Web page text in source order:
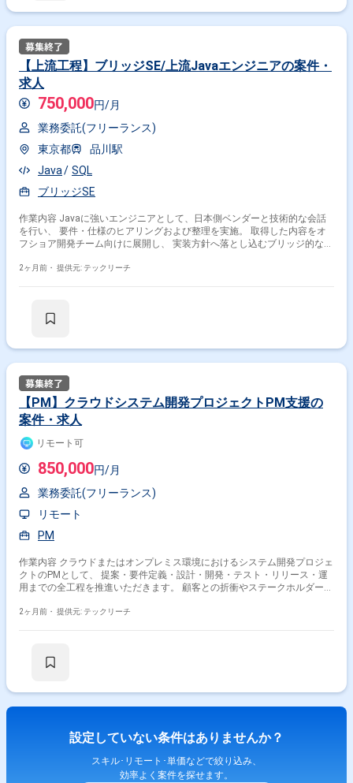
上のビジネス上級レベル必須 ・週5日稼働必須 ・エンジニア実務経験3年
以上必須 ＝＝＝＝＝ ★本案件の最新の状況は、担当者までお問合せ下さ
い。 ★期間：随時～
【上流工程】ブリッジSE/上流Javaエンジニアの案件・
求人
750,000円/月
業務委託(フリーランス)
東京都
品川駅
Java
SQL
ブリッジSE
作業内容 Javaに強いエンジニアとして、日本側ベンダーと技術的な会話
を行い、 要件・仕様のヒアリングおよび整理を実施。 取得した内容をオ
フショア開発チーム向けに展開し、 実装方針へ落とし込むブリッジ的な役
成： 日本側SE＋オフショア開発チーム（ベトナム）＋現地BRSE 技術環
アドプロシージャ ※当案件におきましては、直近参画期間が半年以内の案
中！ ・社会人経験必須 ・外国籍の場合、JLPT(N1)もしくはJPT700点以
上のビジネス上級レベル必須 ・週5日稼働必須 ・エンジニア実務経験3年
以上必須 ＝＝＝＝＝ ★本案件の最新の状況は、担当者までお問合せ下さ
い。 ★期間：随時～
2ヶ月前・ 提供元: テックリーチ
【PM】クラウドシステム開発プロジェクトPM支援の
案件・求人
リモート可
850,000円/月
業務委託(フリーランス)
リモート
PM
作業内容 クラウドまたはオンプレミス環境におけるシステム開発プロジェ
クトのPMとして、 提案・要件定義・設計・開発・テスト・リリース・運
用までの全工程を推進いただきます。 顧客との折衝やステークホルダー調
ト業務に加え、 組織拡大に向けた仕組み化・標準化・メンバー育成などに
ラ：Azure、AWS、GCP、オンプレミス バージョン管理：Git コミュニケ
方歓迎 ＝＝＝＝＝ ※重要※ ▼必ずお読みください▼ 【必須要件】 ・20～
しくはJPT700点以上のビジネス上級レベル必須 ・週5日稼働必須 ・エン
ジニア実務経験3年以上必須 ＝＝＝＝＝ ★本案件の最新の状況は、担当者
2ヶ月前・ 提供元: テックリーチ
設定していない条件はありませんか？
スキル･リモート･単価などで絞り込み、
効率よく案件を探せます。